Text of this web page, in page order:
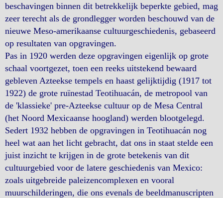
beschavingen binnen dit betrekkelijk beperkte gebied, mag
zeer terecht als de grondlegger worden beschouwd van de
nieuwe Meso-amerikaanse cultuurgeschiedenis, gebaseerd
op resultaten van opgravingen.
Pas in 1920 werden deze opgravingen eigenlijk op grote
schaal voortgezet, toen een reeks uitstekend bewaard
gebleven Azteekse tempels en haast gelijktijdig (1917 tot
1922) de grote ruïnestad Teotihuacán, de metropool van
de 'klassieke' pre-Azteekse cultuur op de Mesa Central
(het Noord Mexicaanse hoogland) werden blootgelegd.
Sedert 1932 hebben de opgravingen in Teotihuacán nog
heel wat aan het licht gebracht, dat ons in staat stelde een
juist inzicht te krijgen in de grote betekenis van dit
cultuurgebied voor de latere geschiedenis van Mexico:
zoals uitgebreide paleizencomplexen en vooral
muurschilderingen, die ons evenals de beeldmanuscripten